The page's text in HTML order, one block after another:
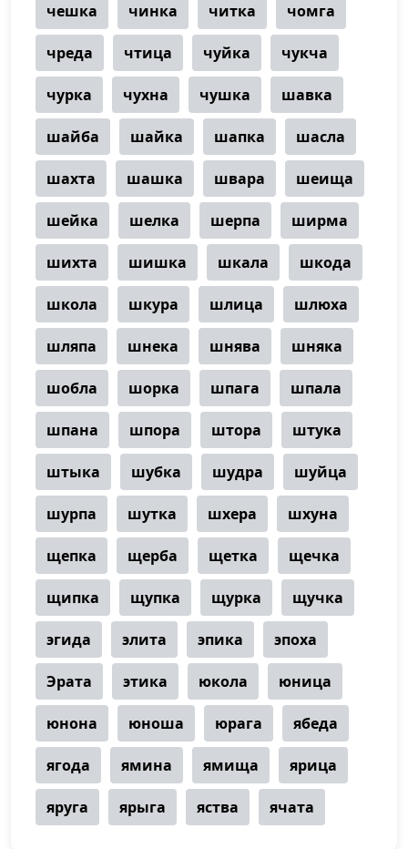
чешка чинка читка чомга
чреда чтица чуйка чукча
чурка чухна чушка шавка
шайба шайка шапка шасла
шахта шашка швара шеища
шейка шелка шерпа ширма
шихта шишка шкала шкода
школа шкура шлица шлюха
шляпа шнека шнява шняка
шобла шорка шпага шпала
шпана шпора штора штука
штыка шубка шудра шуйца
шурпа шутка шхера шхуна
щепка щерба щетка щечка
щипка щупка щурка щучка
эгида элита эпика эпоха
Эрата этика юкола юница
юнона юноша юрага ябеда
ягода ямина ямища ярица
яруга ярыга яства ячата